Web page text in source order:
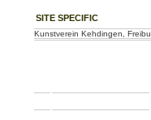
SITE SPECIFIC
Kunstverein Kehdingen,